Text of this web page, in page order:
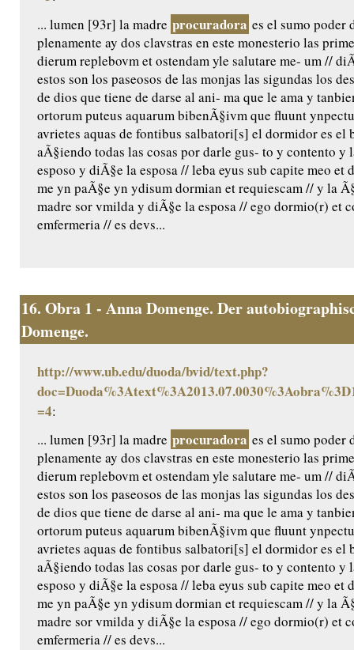
... lumen [93r] la madre procuradora es el sumo poder
plenamente ay dos clavstras en este monesterio las
dierum replebovm et ostendam yle salutare me- um //
estos son los paseosos de las monjas las sigundas los
de dios que tiene de darse al ani- ma que le ama y
ortorum puteus aquarum bibenÃ§ivm que fluunt
avrietes aquas de fontibus salbatori[s] el dormidor es el
aÃ§iendo todas las cosas por darle gus- to y contento y
esposo y diÃ§e la esposa // leba eyus sub capite meo et
me yn paÃ§e yn ydisum dormian et requiescam // y la
madre sor vmilda y diÃ§e la esposa // ego dormio(r) et
emfermeria // es devs...
16. Obra 1 - Anna Domenge. Der
Domenge.
http://www.ub.edu/duoda/bvid/text.php?
=4:
... lumen [93r] la madre procuradora es el sumo poder
plenamente ay dos clavstras en este monesterio las
dierum replebovm et ostendam yle salutare me- um //
estos son los paseosos de las monjas las sigundas los
de dios que tiene de darse al ani- ma que le ama y
ortorum puteus aquarum bibenÃ§ivm que fluunt
avrietes aquas de fontibus salbatori[s] el dormidor es el
aÃ§iendo todas las cosas por darle gus- to y contento y
esposo y diÃ§e la esposa // leba eyus sub capite meo et
me yn paÃ§e yn ydisum dormian et requiescam // y la
madre sor vmilda y diÃ§e la esposa // ego dormio(r) et
emfermeria // es devs...